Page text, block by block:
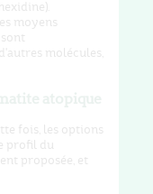
moyens
molécules,
fois, les options
profil du
proposée, et